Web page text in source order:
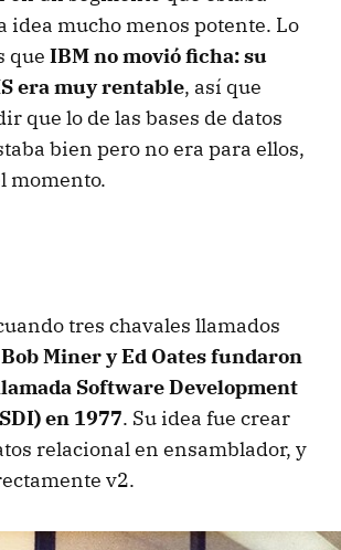
idea mucho menos potente. Lo
que IBM no movió ficha: su
era muy rentable, así que
que lo de las bases de datos
bien pero no era para ellos,
momento.
tres chavales llamados
Miner y Ed Oates fundaron
Software Development
en 1977. Su idea fue crear
relacional en ensamblador, y
v2.